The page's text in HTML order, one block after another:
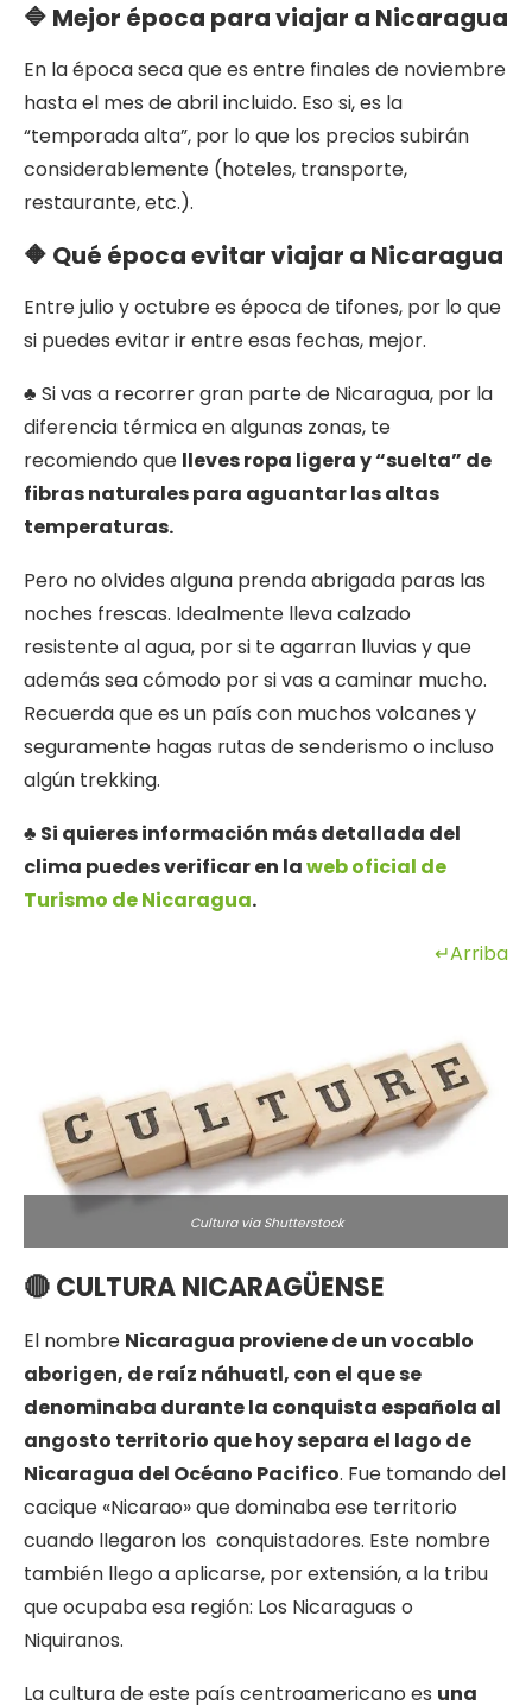
🔷 Mejor época para viajar a Nicaragua
En la época seca que es entre finales de noviembre
hasta el mes de abril incluido. Eso si, es la
“temporada alta”, por lo que los precios subirán
considerablemente (hoteles, transporte,
restaurante, etc.).
🔶 Qué época evitar viajar a Nicaragua
Entre julio y octubre es época de tifones, por lo que
si puedes evitar ir entre esas fechas, mejor.
♣ Si vas a recorrer gran parte de Nicaragua, por la
diferencia térmica en algunas zonas, te
recomiendo que lleves ropa ligera y “suelta” de
fibras naturales para aguantar las altas
temperaturas.
Pero no olvides alguna prenda abrigada paras las
noches frescas. Idealmente lleva calzado
resistente al agua, por si te agarran lluvias y que
además sea cómodo por si vas a caminar mucho.
Recuerda que es un país con muchos volcanes y
seguramente hagas rutas de senderismo o incluso
algún trekking.
♣ Si quieres información más detallada del
clima puedes verificar en laweb oficial de
Turismo de Nicaragua.
↵Arriba
Cultura via Shutterstock
🔴CULTURA NICARAGÜENSE
El nombre Nicaragua proviene de un vocablo
aborigen, de raíz náhuatl, con el que se
denominaba durante la conquista española al
angosto territorio que hoy separa el lago de
Nicaragua del Océano Pacifico. Fue tomando del
cacique «Nicarao» que dominaba ese territorio
cuando llegaron los conquistadores. Este nombre
también llego a aplicarse, por extensión, a la tribu
que ocupaba esa región: Los Nicaraguas o
Niquiranos.
La cultura de este país centroamericano es una